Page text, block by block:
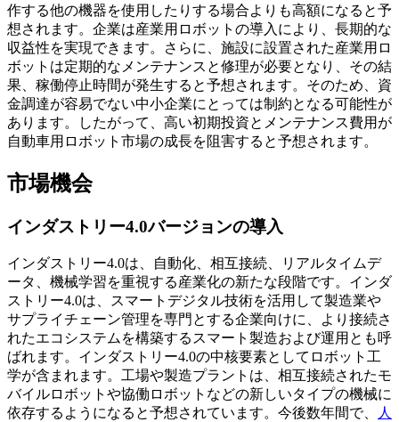
作する他の機器を使用したりする場合よりも高額になると予
想されます。企業は産業用ロボットの導入により、長期的な
収益性を実現できます。さらに、施設に設置された産業用ロ
ボットは定期的なメンテナンスと修理が必要となり、その結
果、稼働停止時間が発生すると予想されます。そのため、資
金調達が容易でない中小企業にとっては制約となる可能性が
あります。したがって、高い初期投資とメンテナンス費用が
自動車用ロボット市場の成長を阻害すると予想されます。
市場機会
インダストリー4.0バージョンの導入
インダストリー4.0は、自動化、相互接続、リアルタイムデ
ータ、機械学習を重視する産業化の新たな段階です。インダ
ストリー4.0は、スマートデジタル技術を活用して製造業や
サプライチェーン管理を専門とする企業向けに、より接続さ
れたエコシステムを構築するスマート製造および運用とも呼
ばれます。インダストリー4.0の中核要素としてロボット工
学が含まれます。工場や製造プラントは、相互接続されたモ
バイルロボットや協働ロボットなどの新しいタイプの機械に
依存するようになると予想されています。今後数年間で、
人